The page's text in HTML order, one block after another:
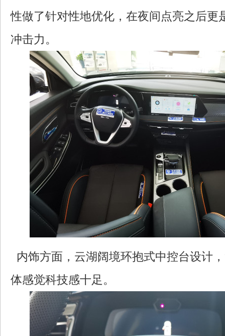
性做了针对性地优化，在夜间点亮之后更
冲击力。
内饰方面，云湖阔境环抱式中控台设计
体感觉科技感十足。